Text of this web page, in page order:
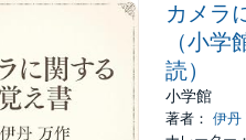
カメラ
（小学
読）
小学館
著者：伊丹